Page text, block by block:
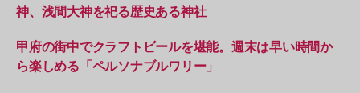
神、浅間大神を祀る歴史ある神社
甲府の街中でクラフトビールを堪能。週末は早い時間か
ら楽しめる「ペルソナブルワリー」